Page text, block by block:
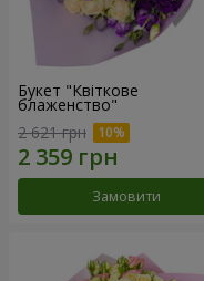
Букет "Квіткове
блаженство"
2 621 грн
Замовити